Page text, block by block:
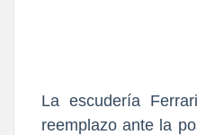
La escudería
reemplazo ante la